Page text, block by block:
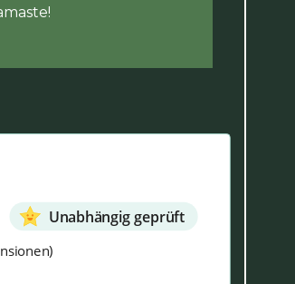
Unabhängig geprüft